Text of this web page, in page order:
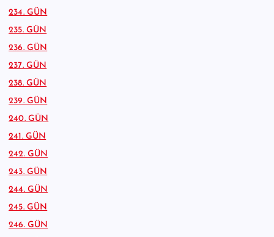
234. GÜN
235. GÜN
236. GÜN
237. GÜN
238. GÜN
239. GÜN
240. GÜN
241. GÜN
242. GÜN
243. GÜN
244. GÜN
245. GÜN
246. GÜN